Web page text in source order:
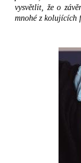
vysvětlit, že o
mnohé z kolujících